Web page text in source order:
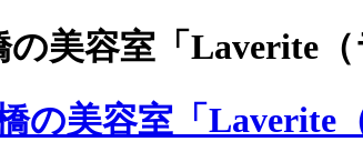
美容室「Laverite（